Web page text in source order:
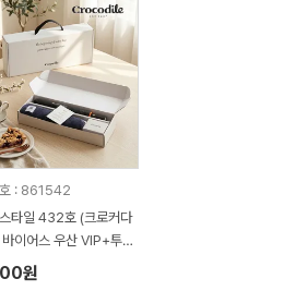
: 861542
타일 432호 (크로커다
이어스 우산 VIP+투톤
타올 200g)
원